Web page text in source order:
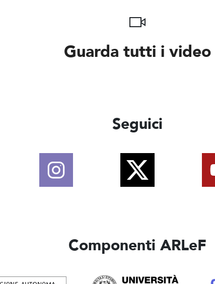
Guarda tutti i video
Seguici
Componenti ARLeF